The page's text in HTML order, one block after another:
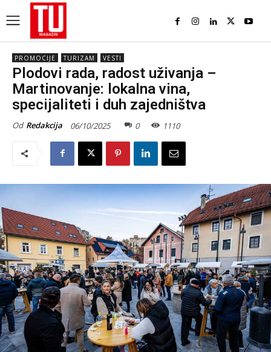
PROMOCIJE TURIZAM VESTI
Plodovi rada, radost uživanja –
Martinovanje: lokalna vina,
specijaliteti i duh zajedništva
Od Redakcija 06/10/2025 0 1110